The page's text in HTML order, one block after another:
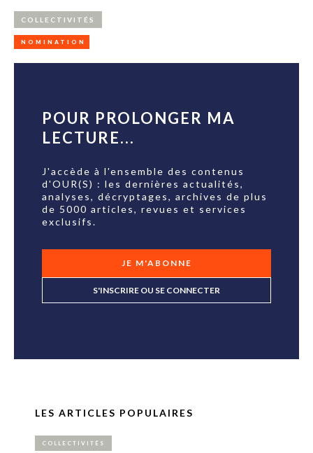
COLLECTIVITÉS
NOMINATION
POUR PROLONGER MA
LECTURE...
J'accède à l'ensemble des contenus
d'OUR(S) : les dernières actualités,
analyses, décryptages, archives de plus
de 5000 articles, revues et services
exclusifs.
JE M'ABONNE
S'INSCRIRE OU SE CONNECTER
LES ARTICLES POPULAIRES
COLLECTIVITÉS